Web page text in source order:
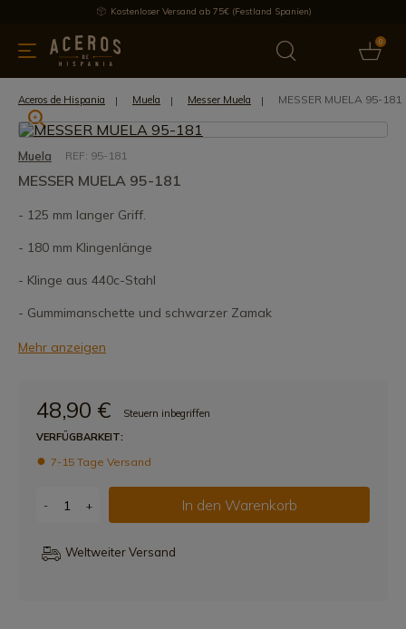
Kostenloser Versand ab 75€ (Festland Spanien)
0
Bietet Aktuelles Bestseller
Aceros de Hispania Muela Messer Muela MESSER MUELA 95-181
Muela REF: 95-181
MESSER MUELA 95-181
- 125 mm langer Griff.
- 180 mm Klingenlänge
- Klinge aus 440c-Stahl
- Gummimanschette und schwarzer Zamak
Mehr anzeigen
48,90 €
Steuern inbegriffen
VERFÜGBARKEIT:
7-15 Tage Versand
- + In den Warenkorb
Weltweiter Versand